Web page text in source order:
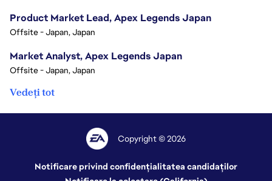
Product Market Lead, Apex Legends Japan
Offsite - Japan, Japan
Market Analyst, Apex Legends Japan
Offsite - Japan, Japan
Vedeți tot
Copyright © 2026
Notificare privind confidențialitatea candidaților